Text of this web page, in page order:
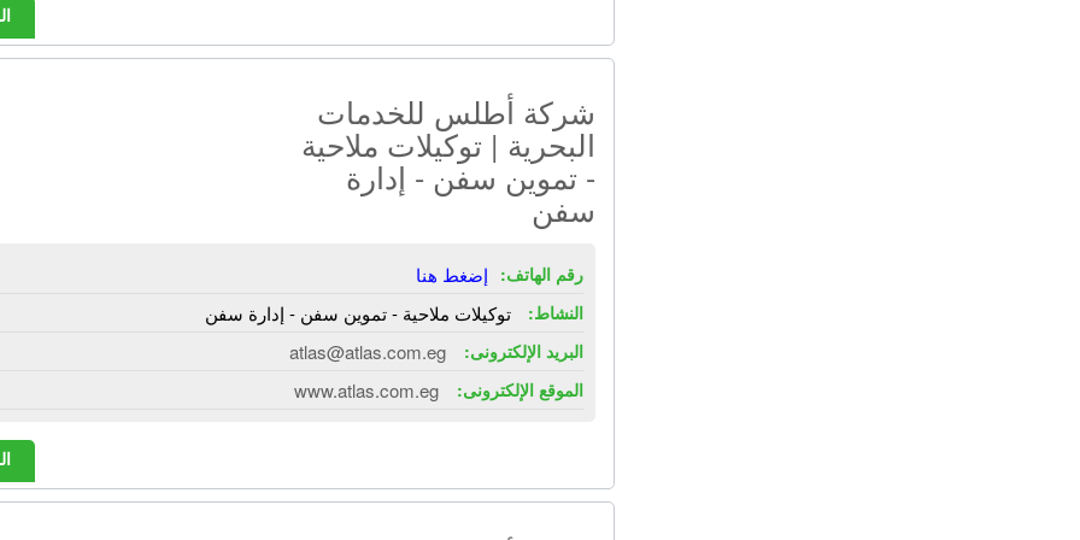
شركة أطلس للخدمات
البحرية | توكيلات ملاحية
- تموين سفن - إدارة
سفن
رقم الهاتف: إضغط هنا
النشاط: توكيلات ملاحية - تموين سفن - إدارة سفن
البريد الإلكترونى: atlas@atlas.com.eg
الموقع الإلكترونى: www.atlas.com.eg